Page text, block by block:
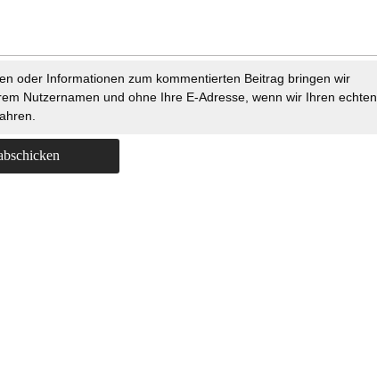
oder Informationen zum kommentierten Beitrag bringen wir
Nutzernamen und ohne Ihre E-Adresse, wenn wir Ihren echten